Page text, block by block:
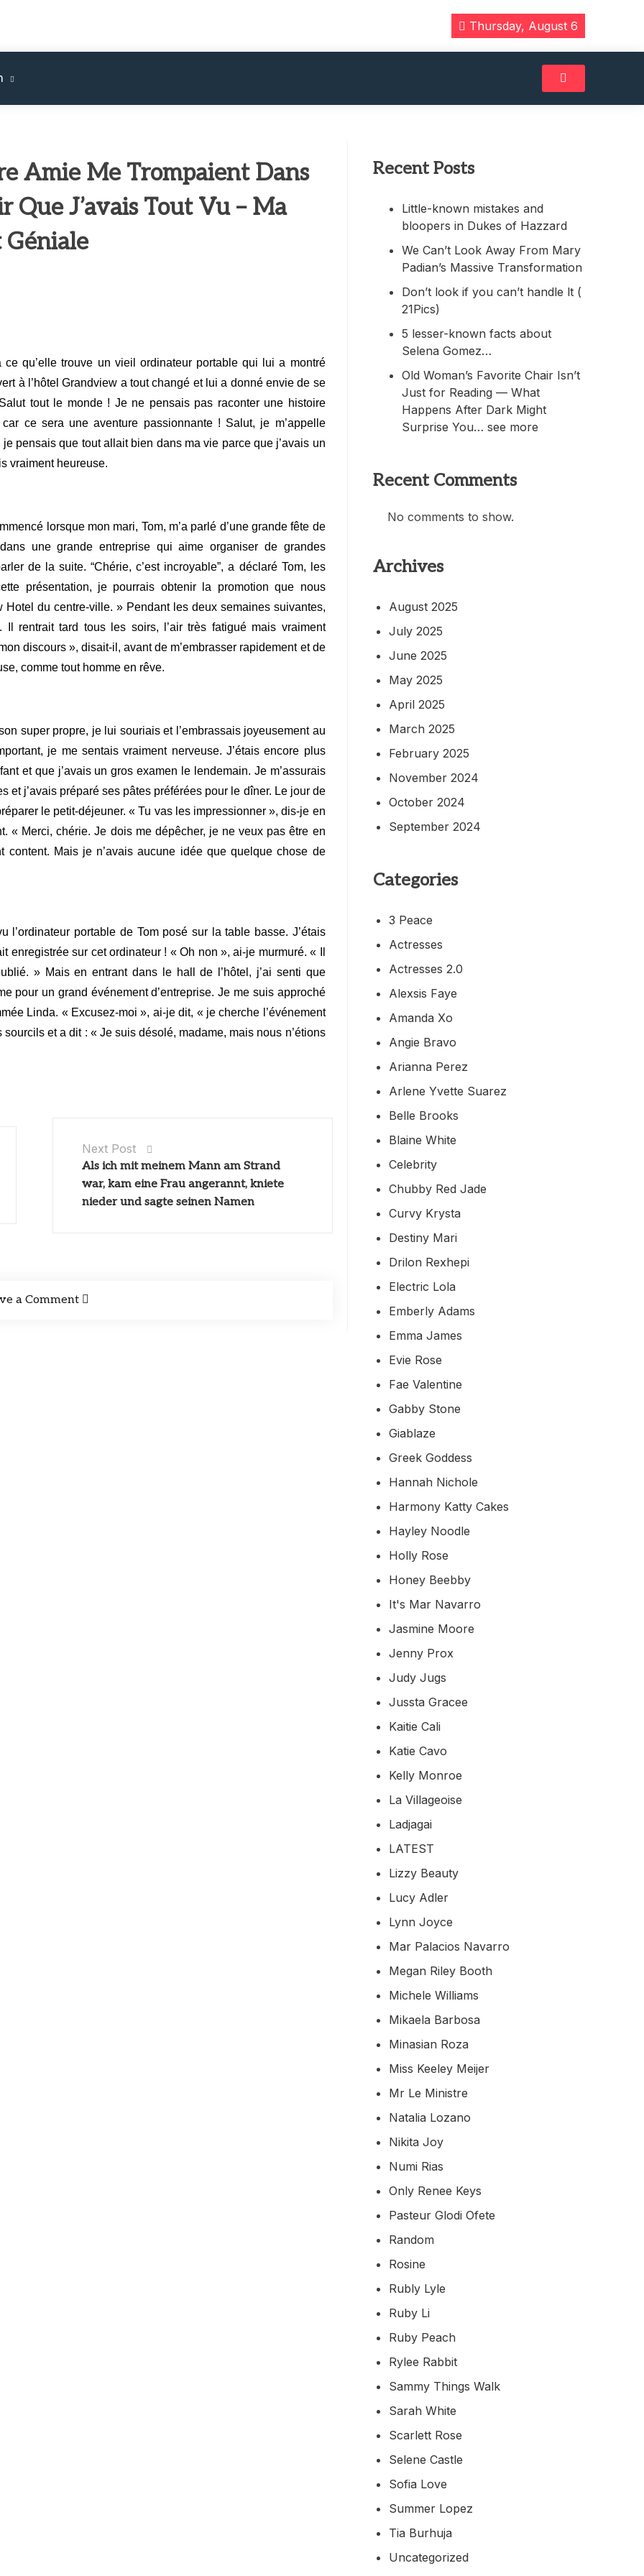
Thursday, August 6
Amie Me Trompaient Dans
Que J’avais Tout Vu – Ma
Géniale
qu’elle trouve un vieil ordinateur portable qui lui a montré
à l’hôtel Grandview a tout changé et lui a donné envie de se
tout le monde ! Je ne pensais pas raconter une histoire
ce sera une aventure passionnante ! Salut, je m’appelle
pensais que tout allait bien dans ma vie parce que j’avais un
vraiment heureuse.
lorsque mon mari, Tom, m’a parlé d’une grande fête de
une grande entreprise qui aime organiser de grandes
de la suite. “Chérie, c’est incroyable”, a déclaré Tom, les
présentation, je pourrais obtenir la promotion que nous
du centre-ville. » Pendant les deux semaines suivantes,
rentrait tard tous les soirs, l’air très fatigué mais vraiment
discours », disait-il, avant de m’embrasser rapidement et de
comme tout homme en rêve.
super propre, je lui souriais et l’embrassais joyeusement au
je me sentais vraiment nerveuse. J’étais encore plus
et que j’avais un gros examen le lendemain. Je m’assurais
et j’avais préparé ses pâtes préférées pour le dîner. Le jour de
le petit-déjeuner. « Tu vas les impressionner », dis-je en
« Merci, chérie. Je dois me dépêcher, je ne veux pas être en
content. Mais je n’avais aucune idée que quelque chose de
portable de Tom posé sur la table basse. J’étais
sur cet ordinateur ! « Oh non », ai-je murmuré. « Il
» Mais en entrant dans le hall de l’hôtel, j’ai senti que
pour un grand événement d’entreprise. Je me suis approché
Linda. « Excusez-moi », ai-je dit, « je cherche l’événement
et a dit : « Je suis désolé, madame, mais nous n’étions
Next Post
Als ich mit meinem Mann am Strand
war, kam eine Frau angerannt, kniete
nieder und sagte seinen Namen
a Comment
Recent Posts
Little-known mistakes and
bloopers in Dukes of Hazzard
We Can’t Look Away From Mary
Padian’s Massive Transformation
Don’t look if you can’t handle lt (
21Pics)
5 lesser-known facts about
Selena Gomez…
Old Woman’s Favorite Chair Isn’t
Just for Reading — What
Happens After Dark Might
Surprise You… see more
Recent Comments
No comments to show.
Archives
August 2025
July 2025
June 2025
May 2025
April 2025
March 2025
February 2025
November 2024
October 2024
September 2024
Categories
3 Peace
Actresses
Actresses 2.0
Alexsis Faye
Amanda Xo
Angie Bravo
Arianna Perez
Arlene Yvette Suarez
Belle Brooks
Blaine White
Celebrity
Chubby Red Jade
Curvy Krysta
Destiny Mari
Drilon Rexhepi
Electric Lola
Emberly Adams
Emma James
Evie Rose
Fae Valentine
Gabby Stone
Giablaze
Greek Goddess
Hannah Nichole
Harmony Katty Cakes
Hayley Noodle
Holly Rose
Honey Beebby
It's Mar Navarro
Jasmine Moore
Jenny Prox
Judy Jugs
Jussta Gracee
Kaitie Cali
Katie Cavo
Kelly Monroe
La Villageoise
Ladjagai
LATEST
Lizzy Beauty
Lucy Adler
Lynn Joyce
Mar Palacios Navarro
Megan Riley Booth
Michele Williams
Mikaela Barbosa
Minasian Roza
Miss Keeley Meijer
Mr Le Ministre
Natalia Lozano
Nikita Joy
Numi Rias
Only Renee Keys
Pasteur Glodi Ofete
Random
Rosine
Rubly Lyle
Ruby Li
Ruby Peach
Rylee Rabbit
Sammy Things Walk
Sarah White
Scarlett Rose
Selene Castle
Sofia Love
Summer Lopez
Tia Burhuja
Uncategorized